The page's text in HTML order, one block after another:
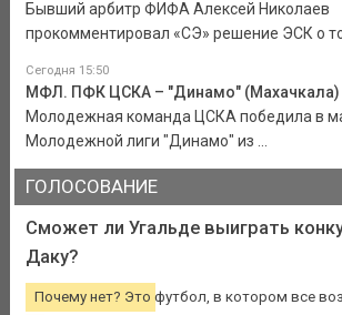
Бывший арбитр ФИФА Алексей Николаев
прокомментировал «СЭ» решение ЭСК о
Сегодня 15:50
МФЛ. ПФК ЦСКА – "Динамо" (Махачкала)
Молодежная команда ЦСКА победила в
Молодежной лиги "Динамо" из ...
ГОЛОСОВАНИЕ
Сможет ли Угальде выиграть
Даку?
Почему нет? Это футбол, в котором все